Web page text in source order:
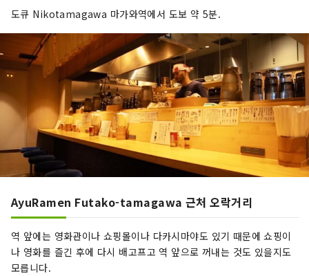
도큐 Nikotamagawa 마가와역에서 도보 약 5분.
AyuRamen Futako-tamagawa 근처 오락거리
역 앞에는 영화관이나 쇼핑몰이나 다카시마야도 있기 때문에 쇼핑이
나 영화를 즐긴 후에 다시 배고프고 역 앞으로 꺼내는 것도 있을지도
모릅니다.